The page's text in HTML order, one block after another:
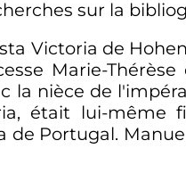
sur la
Victoria de
Marie-Thérèse
la nièce de
était lui-même
Portugal.